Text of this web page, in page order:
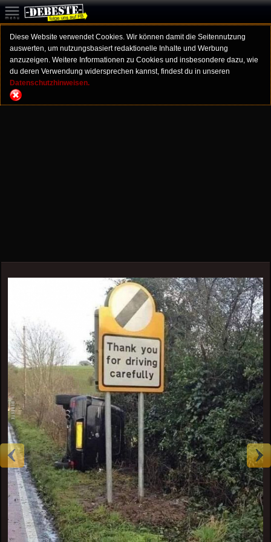
Diese Website verwendet Cookies. Wir können damit die Seitennutzung
auswerten, um nutzungsbasiert redaktionelle Inhalte und Werbung
anzuzeigen. Weitere Informationen zu Cookies und insbesondere dazu, wie
du deren Verwendung widersprechen kannst, findest du in unseren
Datenschutzhinweisen.